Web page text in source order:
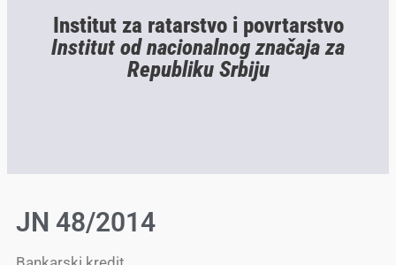
Institut za ratarstvo i povrtarstvo
Institut od nacionalnog značaja za
Republiku Srbiju
JN 48/2014